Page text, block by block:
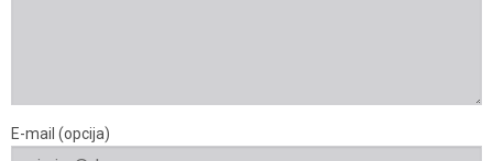
E-mail (opcija)